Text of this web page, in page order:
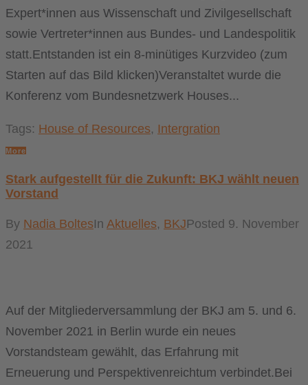
Expert*innen aus Wissenschaft und Zivilgesellschaft
sowie Vertreter*innen aus Bundes- und Landespolitik
statt.Entstanden ist ein 8-minütiges Kurzvideo (zum
Starten auf das Bild klicken)Veranstaltet wurde die
Konferenz vom Bundesnetzwerk Houses...
Tags: House of Resources, Intergration
More
Stark aufgestellt für die Zukunft: BKJ wählt neuen
Vorstand
By Nadia BoltesIn Aktuelles, BKJPosted 9. November
2021
Auf der Mitgliederversammlung der BKJ am 5. und 6.
November 2021 in Berlin wurde ein neues
Vorstandsteam gewählt, das Erfahrung mit
Erneuerung und Perspektivenreichtum verbindet.Bei